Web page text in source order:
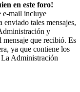
en este foro!
e-mail incluye
tales mensajes,
y
mensaje que recibió. Es
ya que contiene los
Administración